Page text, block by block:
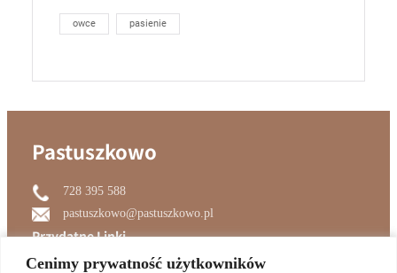
Cenimy prywatność użytkowników
Cenimy prywatność użytkowników
owce pasienie
Pastuszkowo
728 395 588
pastuszkowo@pastuszkowo.pl
Przydatne Linki